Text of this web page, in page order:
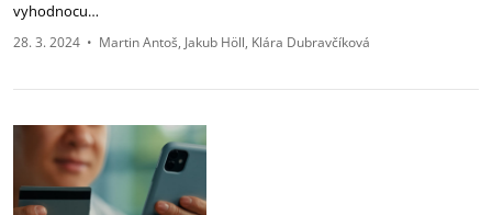
vyhodnocu…
28. 3. 2024 • Martin Antoš Jakub Höll Klára Dubravčíková